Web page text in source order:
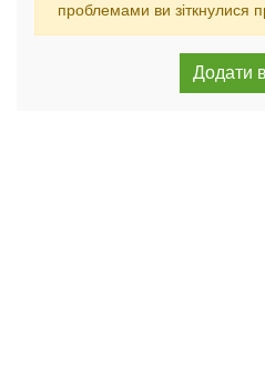
проблемами ви зіткнулися